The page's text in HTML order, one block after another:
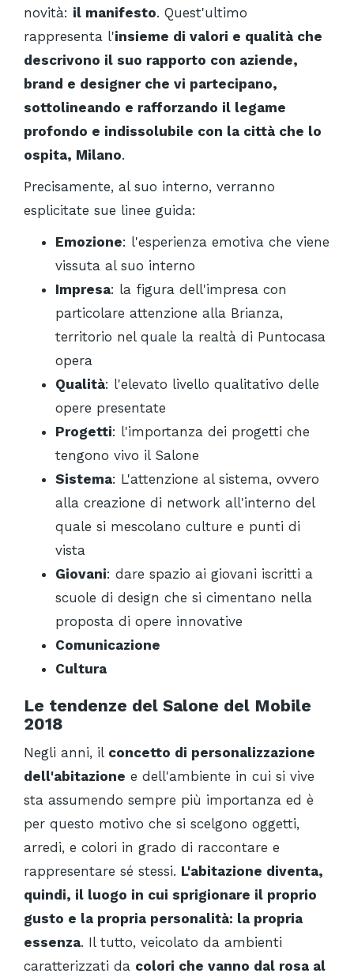
novità: il manifesto. Quest'ultimo
rappresenta l'insieme di valori e qualità che
descrivono il suo rapporto con aziende,
brand e designer che vi partecipano,
sottolineando e rafforzando il legame
profondo e indissolubile con la città che lo
ospita, Milano.
Precisamente, al suo interno, verranno
esplicitate sue linee guida:
Emozione: l'esperienza emotiva che viene
vissuta al suo interno
Impresa: la figura dell'impresa con
particolare attenzione alla Brianza,
territorio nel quale la realtà di Puntocasa
opera
Qualità: l'elevato livello qualitativo delle
opere presentate
Progetti: l'importanza dei progetti che
tengono vivo il Salone
Sistema: L'attenzione al sistema, ovvero
alla creazione di network all'interno del
quale si mescolano culture e punti di
vista
Giovani: dare spazio ai giovani iscritti a
scuole di design che si cimentano nella
proposta di opere innovative
Comunicazione
Cultura
Le tendenze del Salone del Mobile
2018
Negli anni, il concetto di personalizzazione
dell'abitazione e dell'ambiente in cui si vive
sta assumendo sempre più importanza ed è
per questo motivo che si scelgono oggetti,
arredi, e colori in grado di raccontare e
rappresentare sé stessi. L'abitazione diventa,
quindi, il luogo in cui sprigionare il proprio
gusto e la propria personalità: la propria
essenza. Il tutto, veicolato da ambienti
caratterizzati da colori che vanno dal rosa al